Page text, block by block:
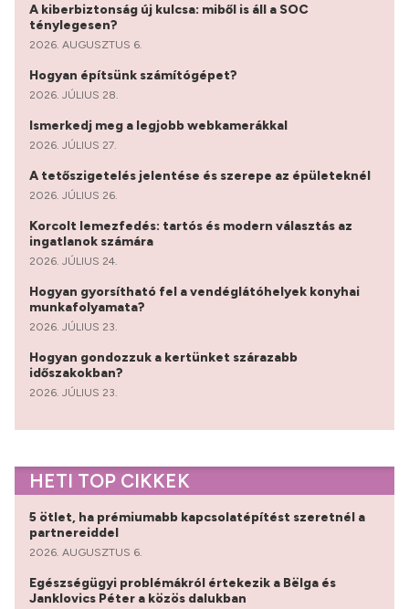
A kiberbiztonság új kulcsa: miből is áll a SOC
ténylegesen?
2026. AUGUSZTUS 6.
Hogyan építsünk számítógépet?
2026. JÚLIUS 28.
Ismerkedj meg a legjobb webkamerákkal
2026. JÚLIUS 27.
A tetőszigetelés jelentése és szerepe az épületeknél
2026. JÚLIUS 26.
Korcolt lemezfedés: tartós és modern választás az
ingatlanok számára
2026. JÚLIUS 24.
Hogyan gyorsítható fel a vendéglátóhelyek konyhai
munkafolyamata?
2026. JÚLIUS 23.
Hogyan gondozzuk a kertünket szárazabb
időszakokban?
2026. JÚLIUS 23.
HETI TOP CIKKEK
5 ötlet, ha prémiumabb kapcsolatépítést szeretnél a
partnereiddel
2026. AUGUSZTUS 6.
Egészségügyi problémákról értekezik a Bëlga és
Janklovics Péter a közös dalukban